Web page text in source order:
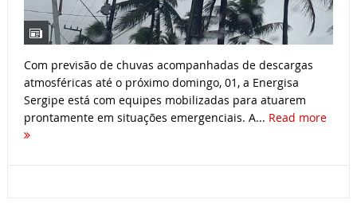
Com previsão de chuvas acompanhadas de descargas
atmosféricas até o próximo domingo, 01, a Energisa
Sergipe está com equipes mobilizadas para atuarem
prontamente em situações emergenciais. A... Read more